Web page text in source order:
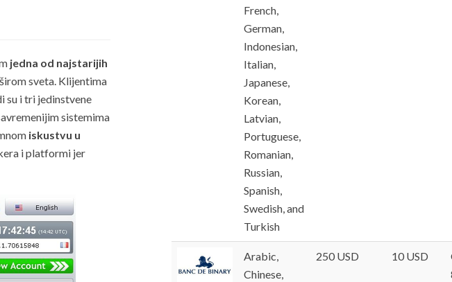
jedna od najstarijih
sveta. Klijentima
su i tri jedinstvene
sistemima
iskustvu u
i platformi jer
French,
German,
Indonesian,
Italian,
Japanese,
Korean,
Latvian,
Portuguese,
Romanian,
Russian,
Spanish,
Swedish, and
Turkish
Arabic,
Chinese,
250 USD 10 USD